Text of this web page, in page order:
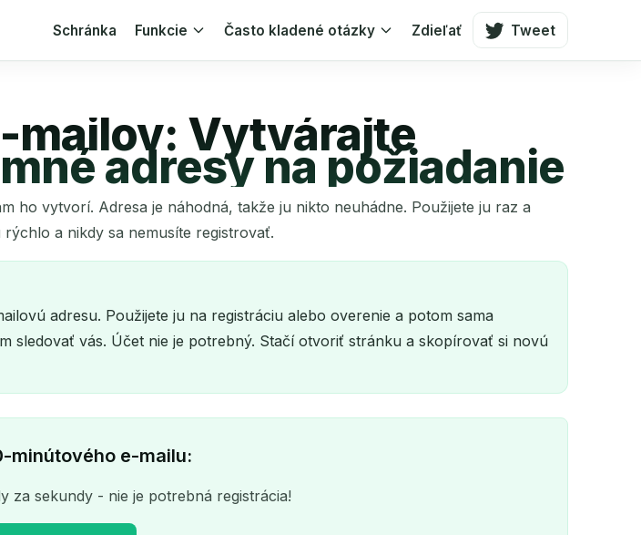
Schránka Funkcie Často kladené otázky Zdieľať Tweet
mailov: Vytvárajte
adresy na požiadanie
ho vytvorí. Adresa je náhodná, takže ju nikto neuhádne. Použijete ju raz a
a nikdy sa nemusíte registrovať.
adresu. Použijete ju na registráciu alebo overenie a potom sama
sledovať vás. Účet nie je potrebný. Stačí otvoriť stránku a skopírovať si novú
minútového e-mailu:
za sekundy - nie je potrebná registrácia!